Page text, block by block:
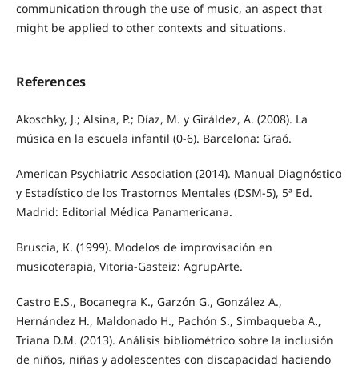
communication through the use of music, an aspect that
might be applied to other contexts and situations.
References
Akoschky, J.; Alsina, P.; Díaz, M. y Giráldez, A. (2008). La
música en la escuela infantil (0-6). Barcelona: Graó.
American Psychiatric Association (2014). Manual Diagnóstico
y Estadístico de los Trastornos Mentales (DSM-5), 5ª Ed.
Madrid: Editorial Médica Panamericana.
Bruscia, K. (1999). Modelos de improvisación en
musicoterapia, Vitoria-Gasteiz: AgrupArte.
Castro E.S., Bocanegra K., Garzón G., González A.,
Hernández H., Maldonado H., Pachón S., Simbaqueba A.,
Triana D.M. (2013). Análisis bibliométrico sobre la inclusión
de niños, niñas y adolescentes con discapacidad haciendo